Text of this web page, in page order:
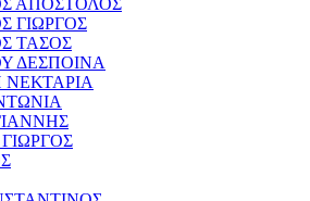
ΑΠΟΣΤΟΛΟΣ
ΓΙΩΡΓΟΣ
ΤΑΣΟΣ
ΔΕΣΠΟΙΝΑ